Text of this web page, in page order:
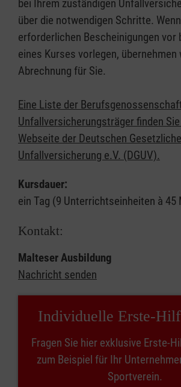
bei Ihrem zuständigen
über die notwendigen Schritte.
erforderlichen Bescheinigungen vor
eines Kurses vorlegen, übernehmen
Abrechnung für Sie.
Eine Liste der
Unfallversicherungsträger finden
Webseite der Deutschen
Unfallversicherung e.V. (DGUV).
Kursdauer:
ein Tag (9 Unterrichtseinheiten à 45
Kontakt:
Malteser Ausbildung
Nachricht senden
Individuelle Erste-
Fragen Sie hier exklusive Erste-
zum Beispiel für Ihr
Sportverein.